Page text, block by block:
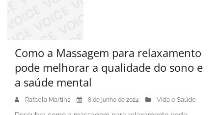
Como a Massagem para relaxamento
pode melhorar a qualidade do sono e
a saúde mental
Rafaela Martins 8 de junho de 2024 Vida e Saúde